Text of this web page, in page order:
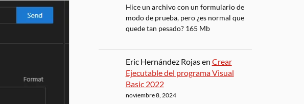
Hice un archivo con un formulario de
modo de prueba, pero ¿es normal que
quede tan pesado? 165 Mb
Eric Hernández Rojasen Crear
Ejecutable del programa Visual
Basic 2022
noviembre 8, 2024